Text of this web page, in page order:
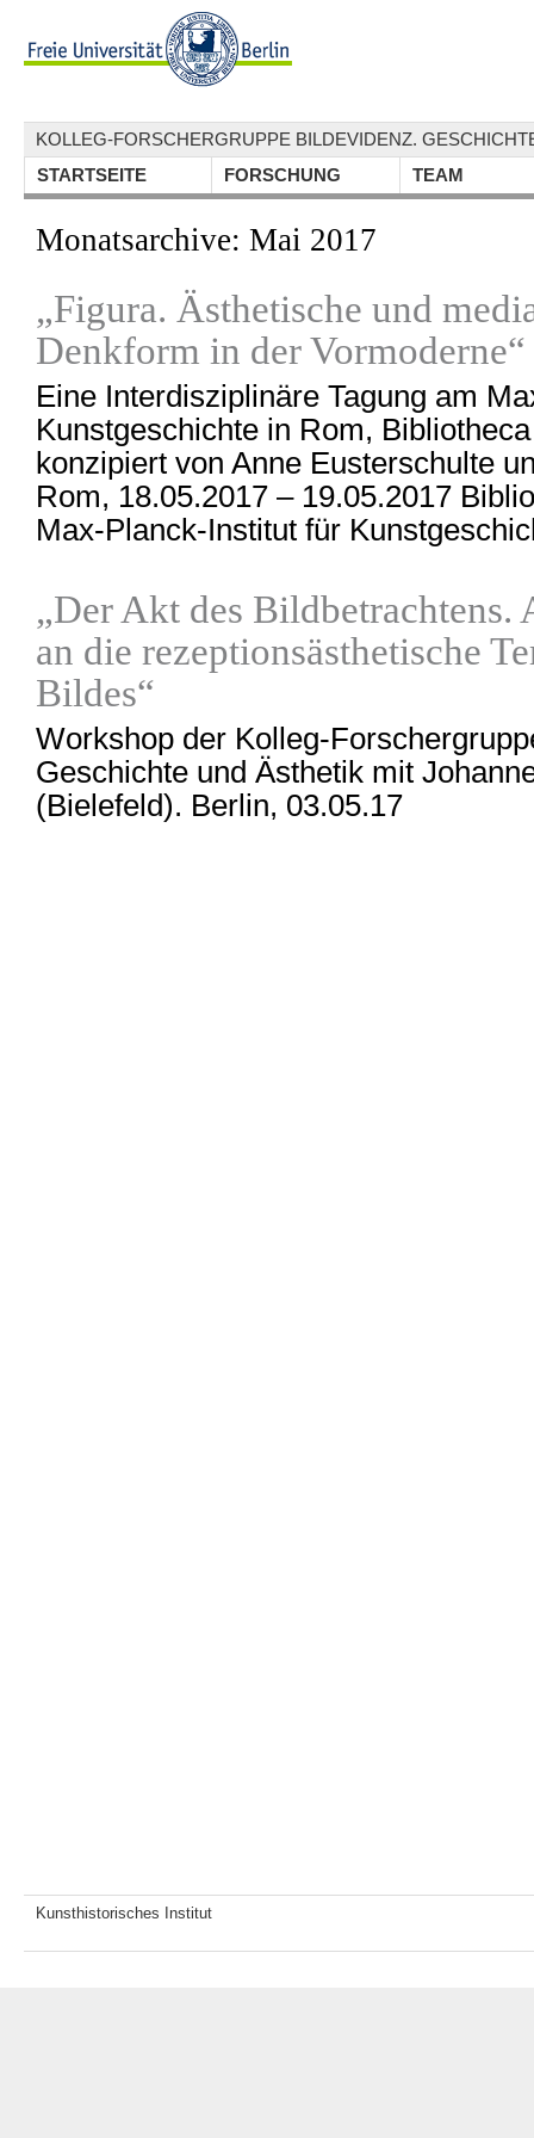
KOLLEG-FORSCHERGRUPPE BILDEVIDENZ.
STARTSEITE
FORSCHUNG TEAM
Monatsarchive: Mai 2017
„Figura. Ästhetische und
Denkform in der Vormoderne“
Eine Interdisziplinäre Tagung am
Kunstgeschichte in Rom,
konzipiert von Anne Eusterschulte
Rom, 18.05.2017 – 19.05.2017
Max-Planck-Institut für
„Der Akt des Bildbetrachtens.
an die rezeptionsästhetische
Bildes“
Workshop der Kolleg-
Geschichte und Ästhetik mit
(Bielefeld). Berlin, 03.05.17
Kunsthistorisches Institut